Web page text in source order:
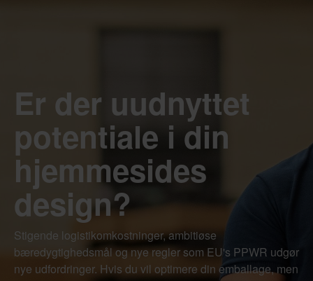
Er der uudnyttet
potentiale i din
hjemmesides
design?
Stigende logistikomkostninger, ambitiøse
bæredygtighedsmål og nye regler som EU's PPWR udgør
nye udfordringer. Hvis du vil optimere din emballage, men